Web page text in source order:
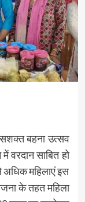
बहना उत्सव
वरदान साबित हो
अधिक महिलाएं इस
के तहत महिला